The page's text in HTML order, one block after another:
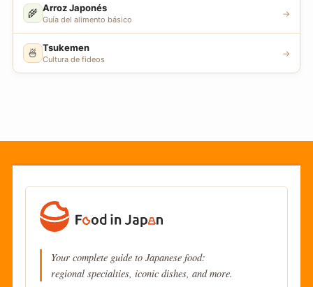
🌾 Arroz Japonés
Guía del alimento básico
→
🍜 Tsukemen
Cultura de fideos
→
Your complete guide to Japanese food:
regional specialties, iconic dishes, and more.